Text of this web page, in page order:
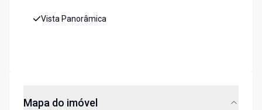
Vista Panorâmica
Mapa do imóvel